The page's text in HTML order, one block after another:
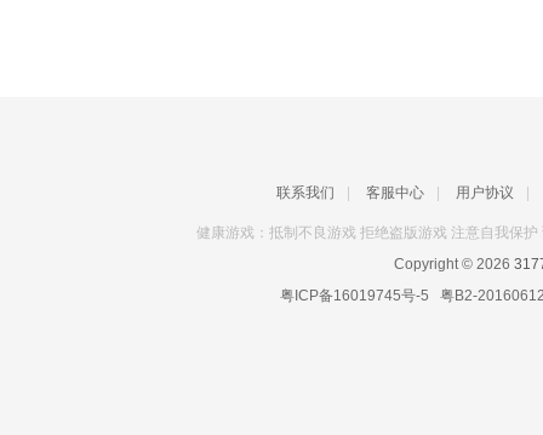
联系我们 客服中心 用户协议
健康游戏：抵制不良游戏 拒绝盗版游戏 注意自我保
Copyright © 2026
粤ICP备16019745号-5 粤B2-